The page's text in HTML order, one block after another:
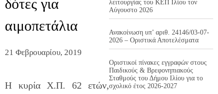
δότες για
αιμοπετάλια
21 Φεβρουαρίου, 2019
Η κυρία Χ.Π. 62 ετών,
λειτουργίας του ΚΕΠ Ιλίου τον
Αύγουστο 2026
Ανακοίνωση υπ’ αριθ. 24146/03-07-
2026 – Οριστικά Αποτελέσματα
Οριστικοί πίνακες εγγραφών στους
Παιδικούς & Βρεφονηπιακούς
Σταθμούς του Δήμου Ιλίου για το
σχολικό έτος 2026-2027